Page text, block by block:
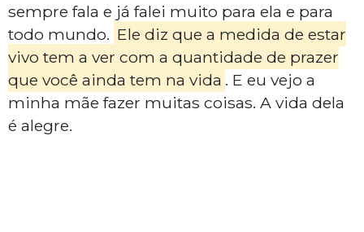
sempre fala e já falei muito para ela e para
todo mundo. Ele diz que a medida de estar
vivo tem a ver com a quantidade de prazer
que você ainda tem na vida . E eu vejo a
minha mãe fazer muitas coisas. A vida dela
é alegre.